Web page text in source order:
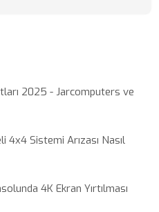
2025 - Jarcomputers ve
Sistemi Arızası Nasıl
4K Ekran Yırtılması